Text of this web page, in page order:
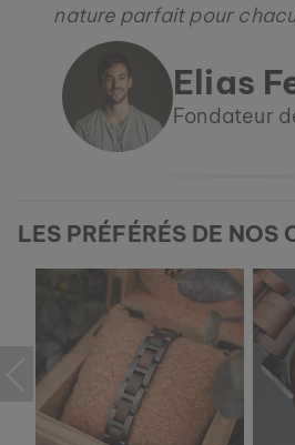
nature parfait pour
Elias
Fondateur
LES PRÉFÉRÉS DE NOS